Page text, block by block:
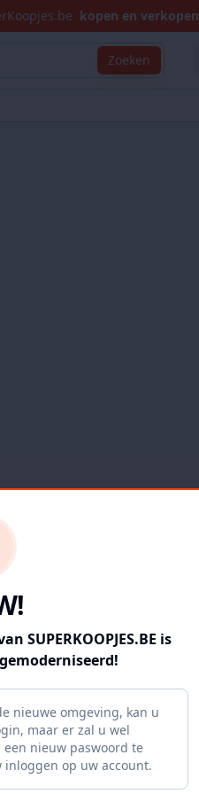
kopen en verkopen
Zoeken
SUPERKOOPJES.BE is
nieuwe omgeving, kan u
maar er zal u wel
nieuw paswoord te
op uw account.